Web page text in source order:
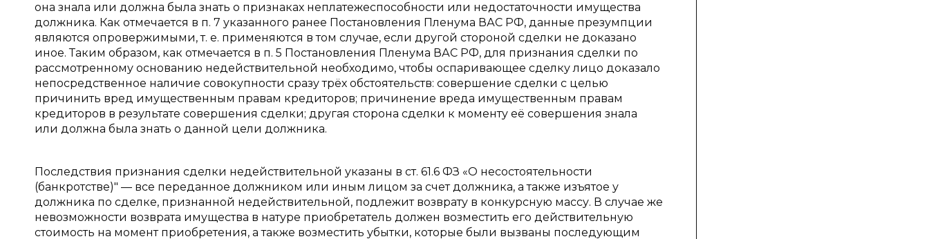
она знала или должна была знать о признаках неплатежеспособности или недостаточности имущества
должника. Как отмечается в п. 7 указанного ранее Постановления Пленума ВАС РФ, данные презумпции
являются опровержимыми, т. е. применяются в том случае, если другой стороной сделки не доказано
иное. Таким образом, как отмечается в п. 5 Постановления Пленума ВАС РФ, для признания сделки по
рассмотренному основанию недействительной необходимо, чтобы оспаривающее сделку лицо доказало
непосредственное наличие совокупности сразу трёх обстоятельств: совершение сделки с целью
причинить вред имущественным правам кредиторов; причинение вреда имущественным правам
кредиторов в результате совершения сделки; другая сторона сделки к моменту её совершения знала
или должна была знать о данной цели должника.
Последствия признания сделки недействительной указаны в ст. 61.6 ФЗ «О несостоятельности
(банкротстве)" — все переданное должником или иным лицом за счет должника, а также изъятое у
должника по сделке, признанной недействительной, подлежит возврату в конкурсную массу. В случае же
невозможности возврата имущества в натуре приобретатель должен возместить его действительную
стоимость на момент приобретения, а также возместить убытки, которые были вызваны последующим